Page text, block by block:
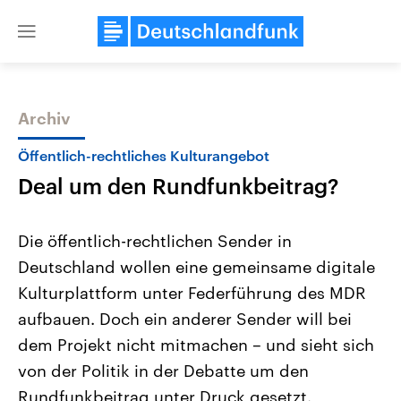
Close
Themen
Landtagswahl Sachsen-Anhalt
2026
Alle Informationen
Sachsen-Anhalt wählt am 6.
September 2026 einen neuen
Bundesland von einer Koalition aus
USA
Aktuelle Beiträge,
Hintergründe
Wirtschaftlich und
gehören die Vereinigten
mit großem Einfluss auf
Archiv
Öffentlich-rechtliches Kulturangebot
Deal um den Rundfunkbeitrag?
Die öffentlich-rechtlichen Sender in
Deutschland wollen eine gemeinsame digitale
Kulturplattform unter Federführung des MDR
aufbauen. Doch ein anderer Sender will bei
dem Projekt nicht mitmachen – und sieht sich
von der Politik in der Debatte um den
Rundfunkbeitrag unter Druck gesetzt.